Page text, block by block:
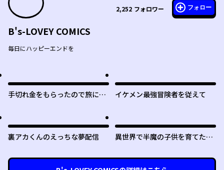
2,252 フォロワー フォロー
B's-LOVEY COMICS
毎日にハッピーエンドを
手切れ金をもらったので旅に出
イケメン最強冒険者を従えて
裏アカくんのえっちな夢配信
異世界で半魔の子供を育てたら